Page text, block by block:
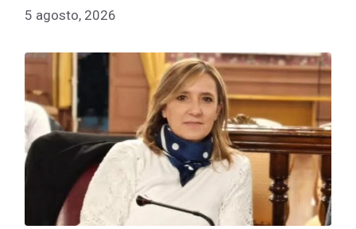
5 agosto, 2026